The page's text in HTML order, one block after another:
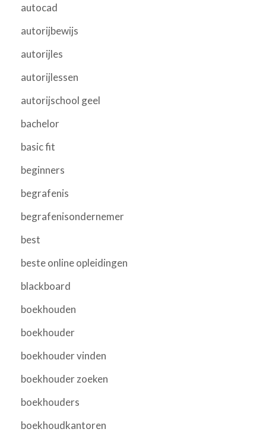
autocad
autorijbewijs
autorijles
autorijlessen
autorijschool geel
bachelor
basic fit
beginners
begrafenis
begrafenisondernemer
best
beste online opleidingen
blackboard
boekhouden
boekhouder
boekhouder vinden
boekhouder zoeken
boekhouders
boekhoudkantoren